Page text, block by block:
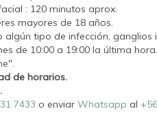
: 120 minutos aprox.
mayores de 18 años.
algún tipo de infección, ganglios
de 10:00 a 19:00 la última hora.
de horarios.
7433 o enviar Whatsapp al